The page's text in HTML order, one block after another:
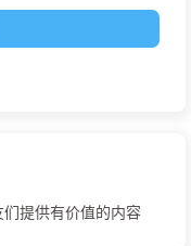
提供有价值的内容